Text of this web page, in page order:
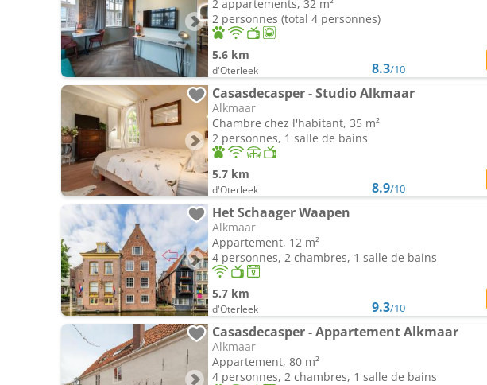
2 appartements, 32 m²
2 personnes (total 4 personnes)
5.6 km
d'Oterleek 8.3/10
Casasdecasper - Studio Alkmaar
Alkmaar
Chambre chez l'habitant, 35 m²
2 personnes, 1 salle de bains
5.7 km
d'Oterleek 8.9/10
Het Schaager Waapen
Alkmaar
Appartement, 12 m²
4 personnes, 2 chambres, 1 salle de bains
5.7 km
d'Oterleek 9.3/10
Casasdecasper - Appartement Alkmaar
Alkmaar
Appartement, 80 m²
4 personnes, 2 chambres, 1 salle de bains